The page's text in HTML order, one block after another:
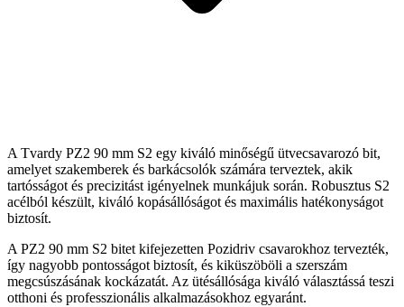
A Tvardy PZ2 90 mm S2 egy kiváló minőségű ütvecsavarozó bit,
amelyet szakemberek és barkácsolók számára terveztek, akik
tartósságot és precizitást igényelnek munkájuk során. Robusztus S2
acélból készült, kiváló kopásállóságot és maximális hatékonyságot
biztosít.
A PZ2 90 mm S2 bitet kifejezetten Pozidriv csavarokhoz tervezték,
így nagyobb pontosságot biztosít, és kiküszöböli a szerszám
megcsúszásának kockázatát. Az ütésállósága kiváló választássá teszi
otthoni és professzionális alkalmazásokhoz egyaránt.